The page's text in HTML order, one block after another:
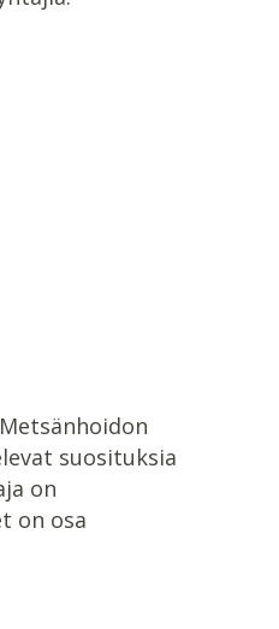
suosituksia
on
on osa